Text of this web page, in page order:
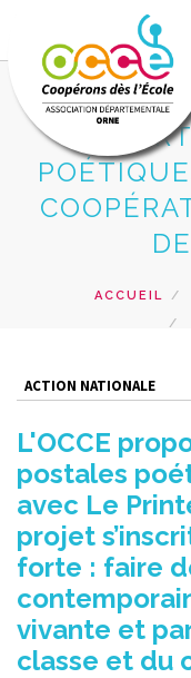
L'OCCE
GERER SA
PRETS ET SERVICES
RECHERCHER
CONTACT
ACCUEIL
ACTION NATIONALE
L'OCCE
postales
avec Le
projet
forte : faire
vivante et
classe et du